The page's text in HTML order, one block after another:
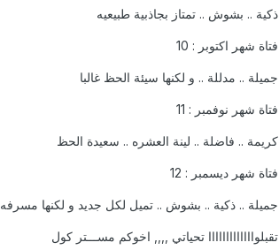
ذكية .. بشوش .. تمتاز بجاذبية طبيعيه
فتاة شهر اكتوبر : 10
جميلة .. مدللة .. و لكنها سيئة الحظ غالبا
فتاة شهر نوفمبر : 11
كريمة .. فاضلة .. لينة العشره .. سعيدة الحظ
فتاة شهر ديسمبر : 12
جميلة .. ذكية .. بشوش .. تميل لكل جديد و لكنها مسرفه
تقبلوااااااااااااا تحياتي ,,,, اخوكم مســـتر كول